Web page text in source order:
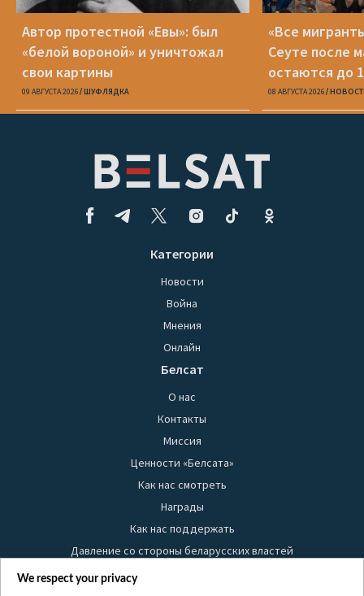
Автор протестной «Евы»: был
«белой вороной» и уничтожал
свои картины
09 АВГУСТА 2026 ШУФЛЯДКА
«Все
Сеуте после
остаются до
08 АВГУСТА 2026
Категории
Новости
Война
Мнения
Онлайн
Белсат
О нас
Контакты
Миссия
Ценности «Белсата»
Как нас смотреть
Награды
Как нас поддержать
Давление со стороны беларусских властей
Правила использования материалов
We respect your privacy